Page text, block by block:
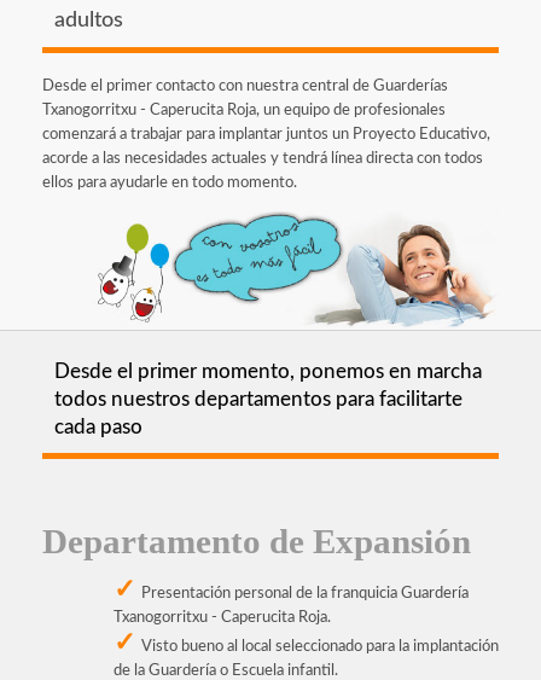
adultos
Desde el primer contacto con nuestra central de Guarderías
Txanogorritxu - Caperucita Roja, un equipo de profesionales
comenzará a trabajar para implantar juntos un Proyecto Educativo,
acorde a las necesidades actuales y tendrá línea directa con todos
ellos para ayudarle en todo momento.
Desde el primer momento, ponemos en marcha
todos nuestros departamentos para facilitarte
cada paso
Departamento de Expansión
Presentación personal de la franquicia Guardería
Txanogorritxu - Caperucita Roja.
Visto bueno al local seleccionado para la implantación
de la Guardería o Escuela infantil.